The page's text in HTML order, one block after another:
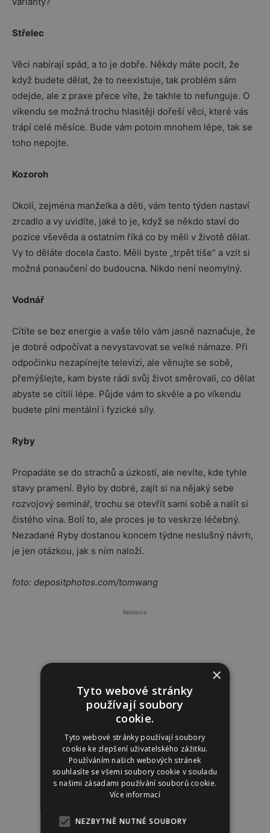
Střelec
Věci nabírají spád, a to je dobře. Někdy máte pocit, že
když budete dělat, že to neexistuje, tak problém sám
odejde, ale z praxe přece víte, že takhle to nefunguje. O
víkendu se možná trochu hlasitěji dořeší věci, které vás
trápí celé měsíce. Bude vám potom mnohem lépe, tak se
toho nepojte.
Kozoroh
Okolí, zejména manželka a děti, vám tento týden nastaví
zrcadlo a vy uvidíte, jaké to je, když se někdo staví do
pozice vševěda a ostatním říká co by měli v životě dělat.
Vy to děláte docela často. Měli byste „trpět tiše“ a vzít si
možná ponaučení do budoucna. Nikdo není neomylný.
Vodnář
Cítíte se bez energie a vaše tělo vám jasně naznačuje, že
je dobré odpočívat a nevystavovat se velké námaze. Při
odpočinku nezapínejte televizi, ale věnujte se sobě,
přemýšlejte, kam byste rádi svůj život směrovali, co dělat
abyste se cítili lépe. Půjde vám to skvěle a po víkendu
budete plni mentální i fyzické síly.
Ryby
Propadáte se do strachů a úzkostí, ale nevíte, kde tyhle
stavy pramení. Bylo by dobré, zajít si na nějaký sebe
rozvojový seminář, trochu se otevřít sami sobě a nalít si
čistého vína. Bolí to, ale proces je to veskrze léčebný.
Nezadané Ryby dostanou koncem týdne neslušný návrh,
je jen otázkou, jak s ním naloží.
foto: depositphotos.com/tomwang
Reklama
×
Tyto webové stránky
používají soubory
cookie.
Tyto webové stránky používají soubory
cookie ke zlepšení uživatelského zážitku.
Používáním našich webových stránek
souhlasíte se všemi soubory cookie v souladu
s našimi zásadami používání souborů cookie.
Více informací
NEZBYTNĚ NUTNÉ SOUBORY